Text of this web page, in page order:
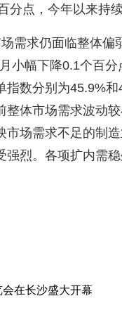
分点，今年以来持
需求仍面临整体
小幅下降0.1个百分
指数分别为45.9%和
体市场需求波动
场需求不足的制
烈。各项扩内需
在长沙盛大开幕